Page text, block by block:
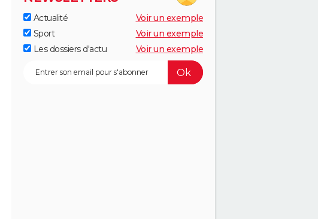
Actualité
Voir un exemple
Sport
Voir un exemple
Les dossiers d'actu
Voir un exemple